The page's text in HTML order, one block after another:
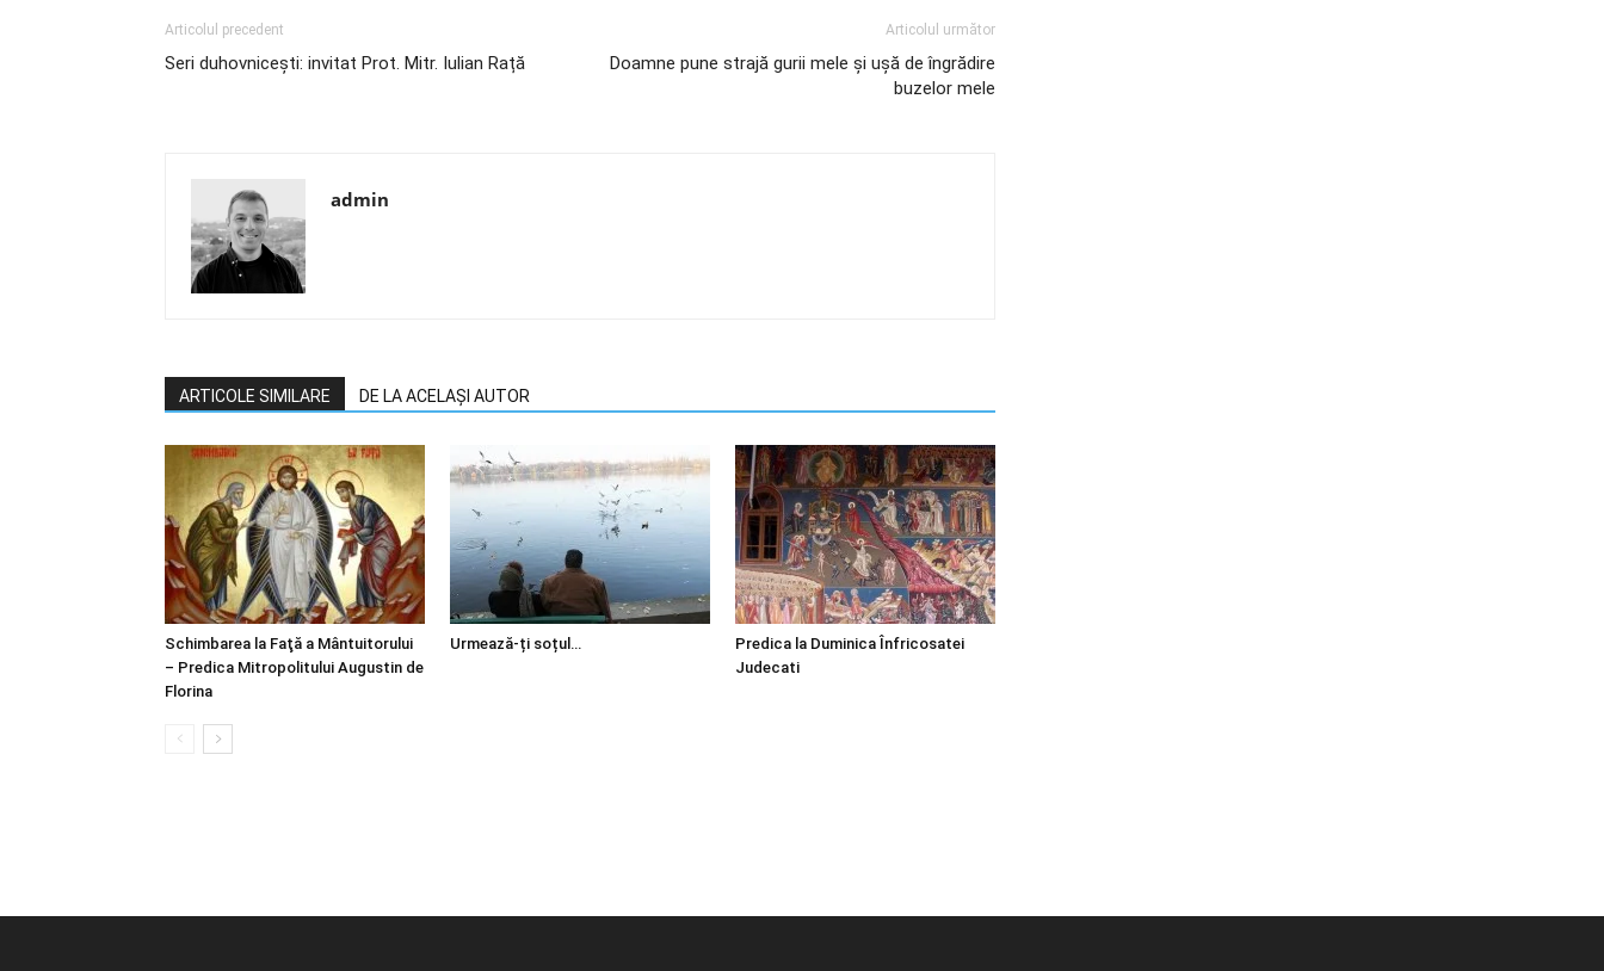
Articolul precedent
Seri duhovnicești: invitat Prot. Mitr. Iulian Rață
Articolul următor
Doamne pune strajă gurii mele şi uşă de îngrădire
buzelor mele
admin
ARTICOLE SIMILARE DE LA ACELAȘI AUTOR
Schimbarea la Faţă a Mântuitorului
– Predica Mitropolitului Augustin de
Florina
Urmează-ți soțul…
Predica la Duminica Înfricosatei
Judecati